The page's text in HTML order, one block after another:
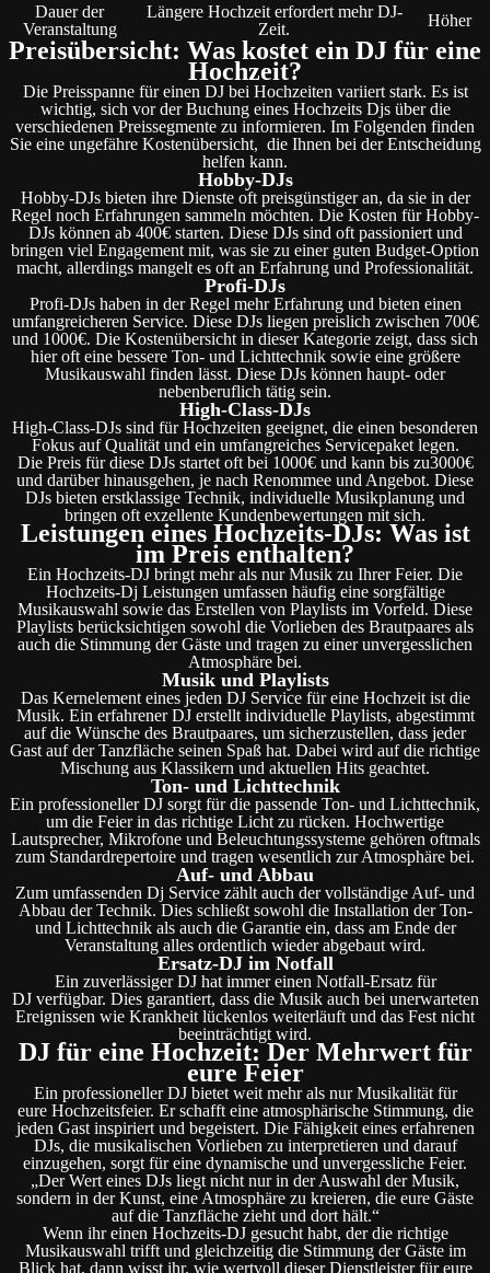
Dauer der
Veranstaltung
Längere Hochzeit erfordert mehr DJ-
Zeit.
Höher
Preisübersicht: Was kostet ein DJ für eine
Hochzeit?
Die Preisspanne für einen DJ bei Hochzeiten variiert stark. Es ist
wichtig, sich vor der Buchung eines Hochzeits Djs über die
verschiedenen Preissegmente zu informieren. Im Folgenden finden
Sie eine ungefähre Kostenübersicht, die Ihnen bei der Entscheidung
helfen kann.
Hobby-DJs
Hobby-DJs bieten ihre Dienste oft preisgünstiger an, da sie in der
Regel noch Erfahrungen sammeln möchten. Die Kosten für Hobby-
DJs können ab 400€ starten. Diese DJs sind oft passioniert und
bringen viel Engagement mit, was sie zu einer guten Budget-Option
macht, allerdings mangelt es oft an Erfahrung und Professionalität.
Profi-DJs
Profi-DJs haben in der Regel mehr Erfahrung und bieten einen
umfangreicheren Service. Diese DJs liegen preislich zwischen 700€
und 1000€. Die Kostenübersicht in dieser Kategorie zeigt, dass sich
hier oft eine bessere Ton- und Lichttechnik sowie eine größere
Musikauswahl finden lässt. Diese DJs können haupt- oder
nebenberuflich tätig sein.
High-Class-DJs
High-Class-DJs sind für Hochzeiten geeignet, die einen besonderen
Fokus auf Qualität und ein umfangreiches Servicepaket legen.
Die Preis für diese DJs startet oft bei 1000€ und kann bis zu3000€
und darüber hinausgehen, je nach Renommee und Angebot. Diese
DJs bieten erstklassige Technik, individuelle Musikplanung und
bringen oft exzellente Kundenbewertungen mit sich.
Leistungen eines Hochzeits-DJs: Was ist
im Preis enthalten?
Ein Hochzeits-DJ bringt mehr als nur Musik zu Ihrer Feier. Die
Hochzeits-Dj Leistungen umfassen häufig eine sorgfältige
Musikauswahl sowie das Erstellen von Playlists im Vorfeld. Diese
Playlists berücksichtigen sowohl die Vorlieben des Brautpaares als
auch die Stimmung der Gäste und tragen zu einer unvergesslichen
Atmosphäre bei.
Musik und Playlists
Das Kernelement eines jeden DJ Service für eine Hochzeit ist die
Musik. Ein erfahrener DJ erstellt individuelle Playlists, abgestimmt
auf die Wünsche des Brautpaares, um sicherzustellen, dass jeder
Gast auf der Tanzfläche seinen Spaß hat. Dabei wird auf die richtige
Mischung aus Klassikern und aktuellen Hits geachtet.
Ton- und Lichttechnik
Ein professioneller DJ sorgt für die passende Ton- und Lichttechnik,
um die Feier in das richtige Licht zu rücken. Hochwertige
Lautsprecher, Mikrofone und Beleuchtungssysteme gehören oftmals
zum Standardrepertoire und tragen wesentlich zur Atmosphäre bei.
Auf- und Abbau
Zum umfassenden Dj Service zählt auch der vollständige Auf- und
Abbau der Technik. Dies schließt sowohl die Installation der Ton-
und Lichttechnik als auch die Garantie ein, dass am Ende der
Veranstaltung alles ordentlich wieder abgebaut wird.
Ersatz-DJ im Notfall
Ein zuverlässiger DJ hat immer einen Notfall-Ersatz für
DJ verfügbar. Dies garantiert, dass die Musik auch bei unerwarteten
Ereignissen wie Krankheit lückenlos weiterläuft und das Fest nicht
beeinträchtigt wird.
DJ für eine Hochzeit: Der Mehrwert für
eure Feier
Ein professioneller DJ bietet weit mehr als nur Musikalität für
eure Hochzeitsfeier. Er schafft eine atmosphärische Stimmung, die
jeden Gast inspiriert und begeistert. Die Fähigkeit eines erfahrenen
DJs, die musikalischen Vorlieben zu interpretieren und darauf
einzugehen, sorgt für eine dynamische und unvergessliche Feier.
„Der Wert eines DJs liegt nicht nur in der Auswahl der Musik,
sondern in der Kunst, eine Atmosphäre zu kreieren, die eure Gäste
auf die Tanzfläche zieht und dort hält.“
Wenn ihr einen Hochzeits-DJ gesucht habt, der die richtige
Musikauswahl trifft und gleichzeitig die Stimmung der Gäste im
Blick hat, dann wisst ihr, wie wertvoll dieser Dienstleister für eure